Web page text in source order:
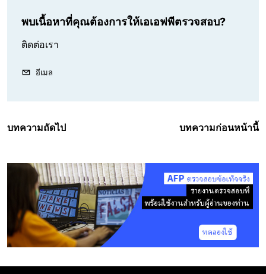
พบเนื้อหาที่คุณต้องการให้เอเอฟพีตรวจสอบ?
ติดต่อเรา
อีเมล
บทความถัดไป บทความก่อนหน้านี้